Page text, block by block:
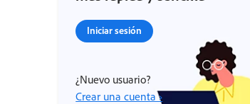
Iniciar sesión
¿Nuevo usuario?
Crear una cuenta ›